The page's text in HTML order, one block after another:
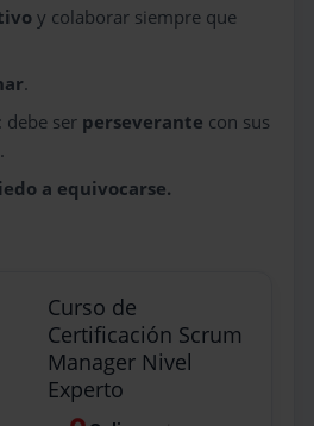
y colaborar siempre que
.
debe ser perseverante con sus
a equivocarse.
Curso de
Certificación Scrum
Manager Nivel
Experto